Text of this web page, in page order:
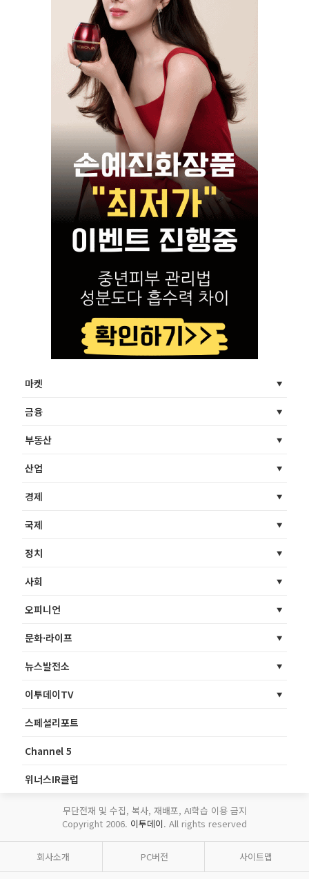
마켓
금융
부동산
산업
경제
국제
정치
사회
오피니언
문화·라이프
뉴스발전소
이투데이TV
스페셜리포트
Channel 5
위너스IR클럽
무단전재 및 수집, 복사, 재배포, AI학습 이용 금지
Copyright 2006. 이투데이. All rights reserved
회사소개 PC버전 사이트맵